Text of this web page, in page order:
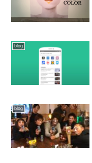
blog
blog